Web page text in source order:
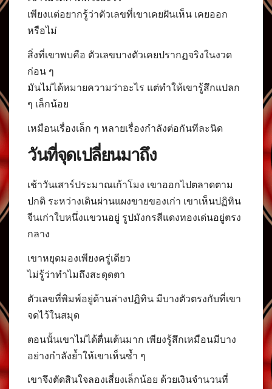
เพียงแต่อยากรู้ว่าตัวเลขที่เขาเคยฝันเห็น เคยออก
หรือไม่
สิ่งที่เขาพบคือ ตัวเลขบางตัวเคยปรากฏจริงในงวด
ก่อน ๆ
มันไม่ได้หมายความว่าอะไร แต่ทำให้เขารู้สึกแปลก
ๆ เล็กน้อย
เหมือนเรื่องเล็ก ๆ หลายเรื่องกำลังต่อกันทีละนิด
วันที่จุดเปลี่ยนมาถึง
เช้าวันเสาร์ประมาณเก้าโมง เขาออกไปตลาดตาม
ปกติ ระหว่างเดินผ่านแผงขายของเก่า เขาเห็นปฏิทิน
จีนเก่าใบหนึ่งแขวนอยู่ รูปมังกรสีแดงทองเด่นอยู่ตรง
กลาง
เขาหยุดมองเพียงครู่เดียว
ไม่รู้ว่าทำไมถึงสะดุดตา
ตัวเลขที่พิมพ์อยู่ด้านล่างปฏิทิน มีบางตัวตรงกับที่เขา
จดไว้ในสมุด
ตอนนั้นเขาไม่ได้ตื่นเต้นมาก เพียงรู้สึกเหมือนมีบาง
อย่างกำลังย้ำให้เขาเห็นซ้ำ ๆ
เขาจึงตัดสินใจลองเสี่ยงเล็กน้อย ด้วยเงินจำนวนที่